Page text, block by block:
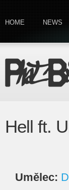
HOME NEWS
Hell ft.
Umělec: